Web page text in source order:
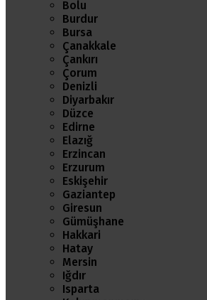
Bolu
Burdur
Bursa
Çanakkale
Çankırı
Çorum
Denizli
Diyarbakır
Düzce
Edirne
Elazığ
Erzincan
Erzurum
Eskişehir
Gaziantep
Giresun
Gümüşhane
Hakkari
Hatay
Mersin
Iğdır
Isparta